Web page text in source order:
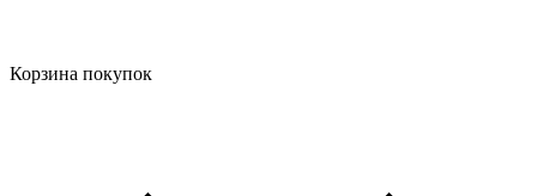
Корзина покупок